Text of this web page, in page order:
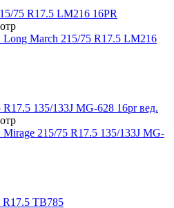
March 215/75 R17.5 LM216
215/75 R17.5 135/133J MG-